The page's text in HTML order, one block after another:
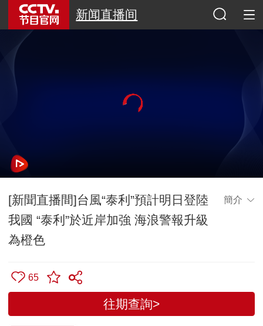
新闻直播间
[新聞直播間]台風“泰利”預計明日登陸
我國 “泰利”於近岸加強 海浪警報升級
為橙色
簡介
65
往期查詢>